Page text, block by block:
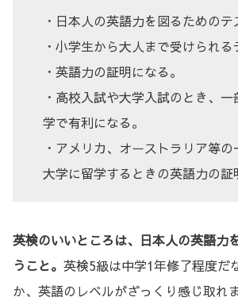
・日本人の英語力を図るためのテ
・小学生から大人まで受けられる
・英語力の証明になる。
・高校入試や大学入試のとき、
学で有利になる。
・アメリカ、オーストラリア等の
大学に留学するときの英語力の証
英検のいいところは、日本人の英語力
うこと。 英検5級は中学1年修了程度だ
か、英語のレベルがざっくり感じ取れ